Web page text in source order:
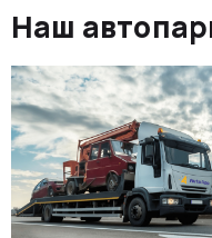
Наш